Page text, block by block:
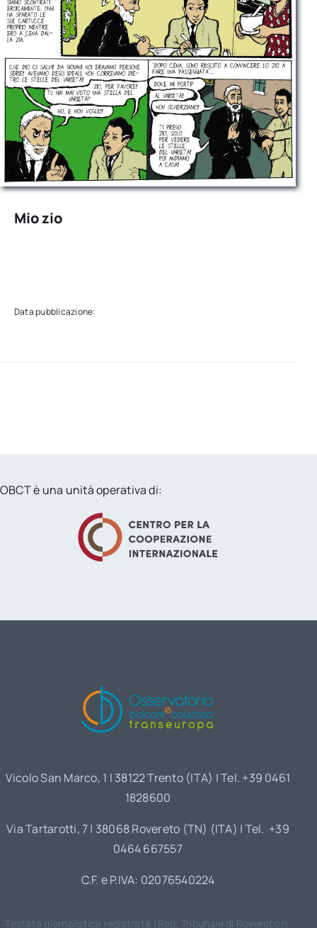
Mio zio
Data pubblicazione:
OBCT è una unità operativa di:
Vicolo San Marco, 1 | 38122 Trento (ITA) | Tel. +39 0461
1828600
Via Tartarotti, 7 | 38068 Rovereto (TN) (ITA) | Tel. +39
0464 667557
C.F. e P.IVA: 02076540224
Testata giornalistica registrata (Reg. Tribunale di Rovereto n.